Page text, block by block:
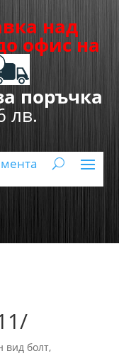
над
офис на
поръчка
лв.
вид болт,